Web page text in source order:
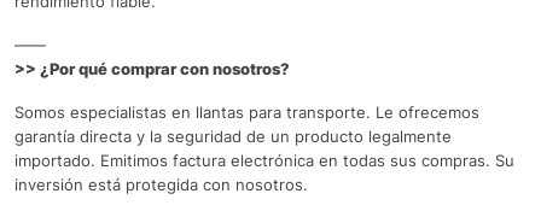
——
>> ¿Por qué comprar con nosotros?
Somos especialistas en llantas para transporte. Le ofrecemos
garantía directa y la seguridad de un producto legalmente
importado. Emitimos factura electrónica en todas sus compras. Su
inversión está protegida con nosotros.